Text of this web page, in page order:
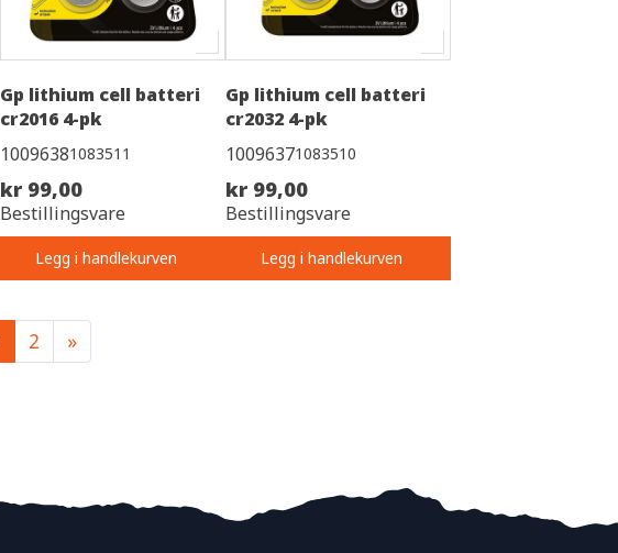
Gp lithium cell batteri
cr2016 4-pk
10096381083511
kr 99,00
Bestillingsvare
Legg i handlekurven
Gp lithium cell batteri
cr2032 4-pk
10096371083510
kr 99,00
Bestillingsvare
Legg i handlekurven
2 »